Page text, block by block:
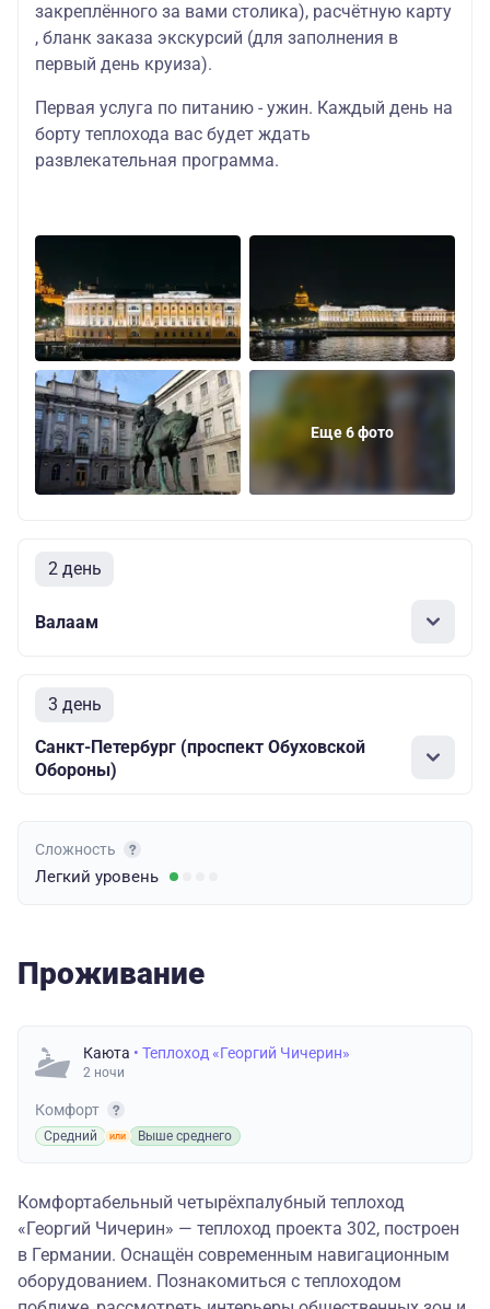
закреплённого за вами столика), расчётную карту
, бланк заказа экскурсий (для заполнения в
первый день круиза).
Первая услуга по питанию - ужин. Каждый день на
борту теплохода вас будет ждать
развлекательная программа.
Еще 6 фото
2 день
Валаам
3 день
Санкт-Петербург (проспект Обуховской
Обороны)
Сложность
Легкий уровень
Проживание
Каюта • Теплоход «Георгий Чичерин»
2 ночи
Комфорт
Средний Выше среднего
Комфортабельный четырёхпалубный теплоход
«Георгий Чичерин» — теплоход проекта 302, построен
в Германии. Оснащён современным навигационным
оборудованием. Познакомиться с теплоходом